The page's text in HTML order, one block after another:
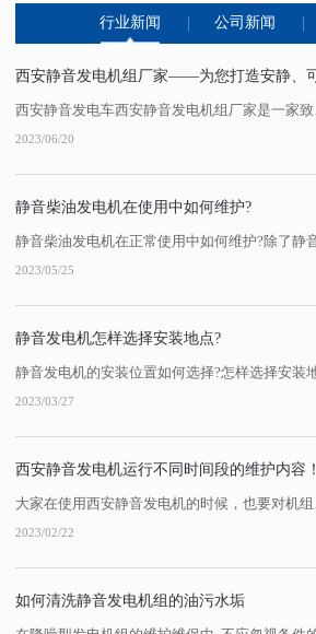
行业新闻 公司新闻
2023/06/20
静音柴油发电机在使用中如何维护?
2023/05/25
静音发电机怎样选择安装地点?
2023/03/27
西安静音发电机运行不同时间段的维护内容！
2023/02/22
如何清洗静音发电机组的油污水垢